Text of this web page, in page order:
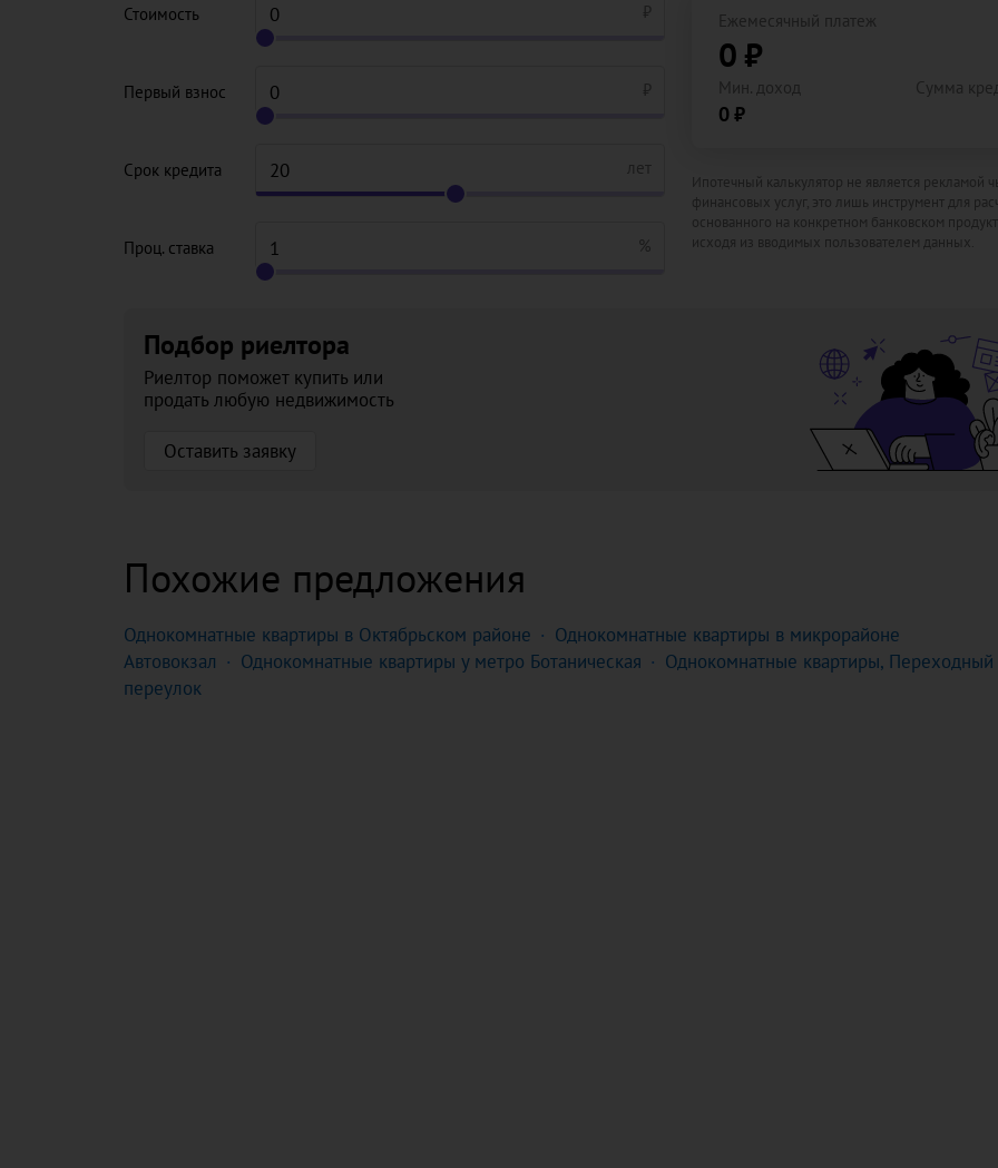
Стоимость ₽
Первый взнос ₽
Срок кредита лет
Проц. ставка %
Ежемесячный платеж
0 ₽
Мин. доход
0 ₽
Сумма
Ипотечный калькулятор не является рекламой
финансовых услуг, это лишь инструмент для
основанного на конкретном банковском
исходя из вводимых пользователем данных.
Подбор риелтора
Риелтор поможет купить или
продать любую недвижимость
Оставить заявку
Похожие предложения
Однокомнатные квартиры в Октябрьском районе
Однокомнатные квартиры в микрорайоне
Автовокзал
Однокомнатные квартиры у метро Ботаническая
Однокомнатные квартиры, Переходный
переулок